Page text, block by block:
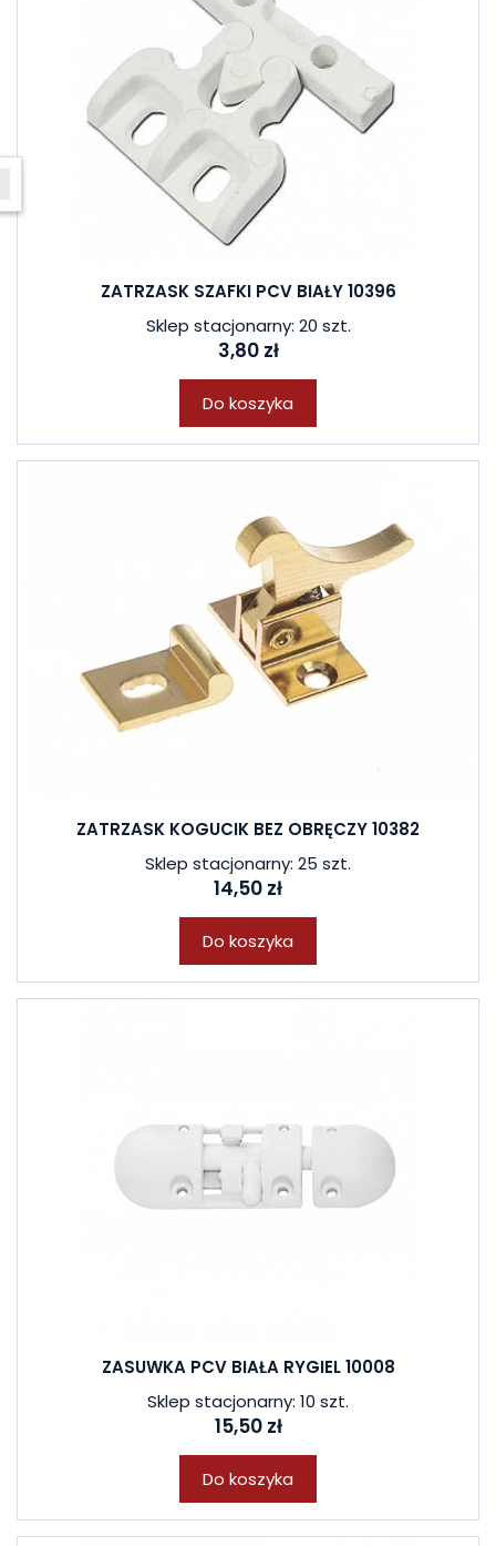
ZATRZASK SZAFKI PCV BIAŁY 10396
Sklep stacjonarny: 20 szt.
3,80 zł
Do koszyka
ZATRZASK KOGUCIK BEZ OBRĘCZY 10382
Sklep stacjonarny: 25 szt.
14,50 zł
Do koszyka
ZASUWKA PCV BIAŁA RYGIEL 10008
Sklep stacjonarny: 10 szt.
15,50 zł
Do koszyka
W ostatnich 7 dniach produktem interesuje się